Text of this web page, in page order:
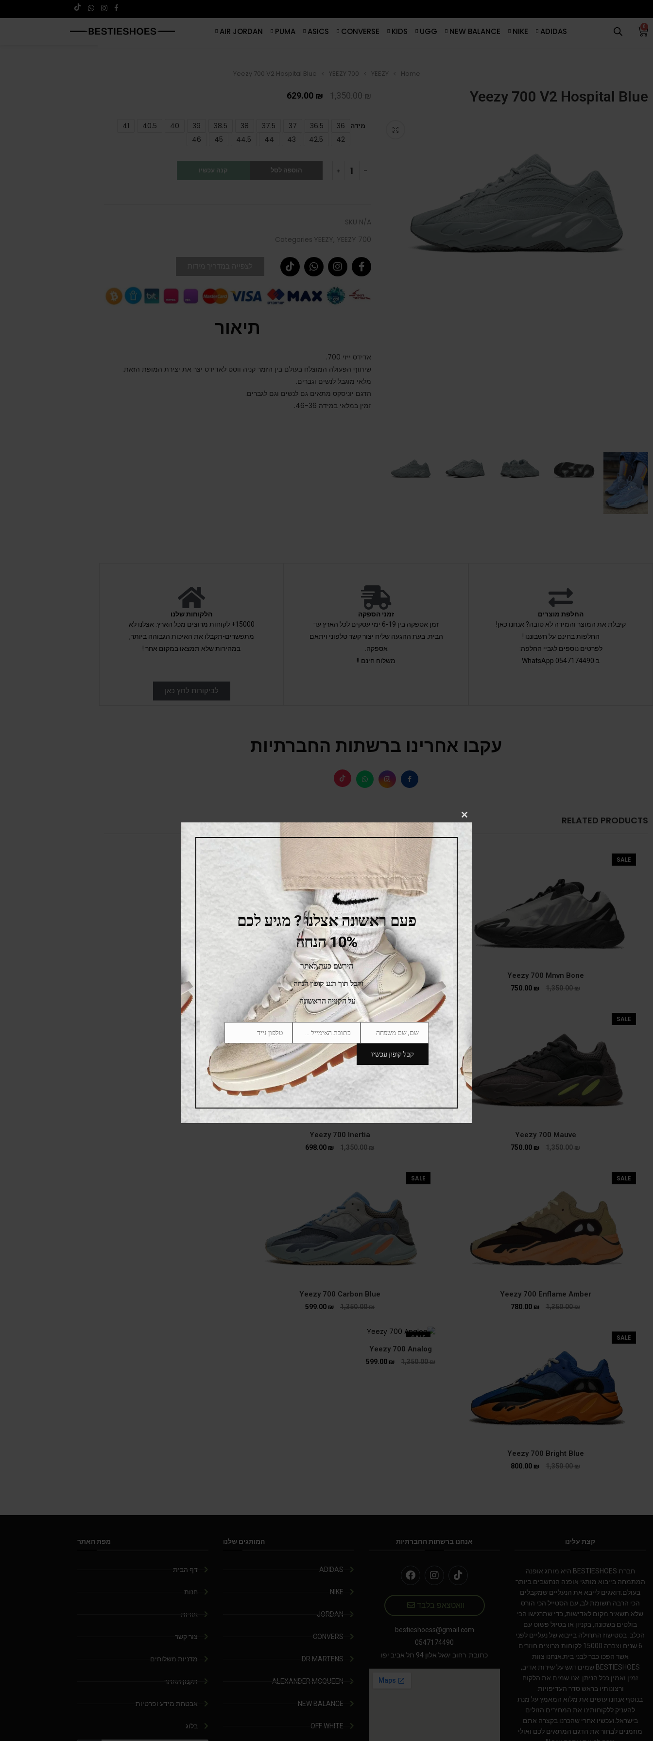
0
ADIDAS
NIKE
NEW BALANCE
UGG
KIDS
CONVERSE
ASICS
PUMA
AIR JORDAN
Home
YEEZY
YEEZY 700
Yeezy 700 V2 Hospital Blue
Yeezy 700 V2 Hospital Blue
1,350.00₪
629.00 ₪
מידה 36
36.5
37
37.5
38
38.5
39
40
40.5
41
42
42.5
43
44
44.5
45
46
הוספה לסל קנה עכשיו
SKU N/A
Categories YEEZY, YEEZY 700
תיאור
אדידס ייזי 700.
שיתוף הפעולה המוצלח בעולם בין הזמר קניה ווסט לאדידס יצר את יצירת המופת הזאת.
מלאי מוגבל לנשים וגברים.
הדגם יוניסקס מתאים גם לנשים וגם לגברים.
זמין במלאי במידה 46-36.
החלפת מוצרים
קיבלת את המוצר והמידה לא טובה? אנחנו כאן!
החלפות בחינם על חשבוננו !
לפרטים נוספים לגביי החלפה:
ב 0547174490 WhatsApp
זמני הספקה
זמן אספקה בין 6-19 ימי עסקים לכל הארץ עד
הבית. בעת ההגעה שליח יצור קשר טלפוני ויתאם
אספקה.
משלוח חינם !!
הלקוחות שלנו
15000+ לקוחות מרוצים מכל הארץ. אצלנו לא
מתפשרים-תקבלו את האיכות הגבוהה ביותר,
במהירות שלא תמצאו במקום אחר !
לביקורות לחץ כאן
עקבו אחרינו ברשתות החברתיות
RELATED PRODUCTS
SALE
Yeezy 700 Mnvn Bone
1,350.00₪
750.00 ₪
SALE
Yeezy 700 Mnvn Blue Tint
1,350.00₪
750.00₪
SALE
Yeezy 700 Mauve
1,350.00₪
750.00 ₪
SALE
Yeezy 700 Inertia
1,350.00₪
698.00 ₪
SALE
Yeezy 700 Enflame Amber
1,350.00₪
780.00 ₪
SALE
Yeezy 700 Carbon Blue
1,350.00₪
599.00 ₪
SALE
Yeezy 700 Bright Blue
1,350.00₪
800.00 ₪
SALE
Yeezy 700 Analog
1,350.00₪
599.00 ₪
קצת עלינו
חברת BESTIESHOES היא מותג אופנה
המתמחה בייבוא מותגי אופנה הנחשבים ביותר
בעולם.דואגים לייבא את הנעליים שמקבלים
הכי הרבה תשומת לב, עם הסטייל הכי הורס
שלא תשאיר מקום לאדישות, כדי שתרגישו הכי
בולטים בשכונה, בקניון או בטיול פשוט עם
הכלב. בסטישוז התחילה בייבוא של נעליים לפני
6 שנים וצברה 15000 לקוחות מרוצים חוזרים
אשר הפכו כבר לבני בית.אנחנו צוות
BESTIESHOES שמים דגש על שירות אדיב,
זמין ואמין ככל הניתן. אנו שמים את הלקוח
ורצונותיו בראש סדר העדיפויות.
בנוסף אנחנו עושים את מלוא המאמץ על מנת
להעניק ללקוחותינו את המחירים הזולים
בישראל.ועכשיו אחרי שהכרנו בקצרה אתם
מוזמנים לבחור את הדגם המתאים לכם ואולי
אנחנו ברשתות החברתיות
וואטצאפ בלבד
bestieshoess@gmail.com
0547174490
כתובת: רחוב יגאל אלון 94 תל אביב יפו
המותגים שלנו
ADIDAS
NIKE
JORDAN
CONVERS
DR.MARTENS
ALEXANDER MCQUEEN
NEW BALANCE
OFF WHITE
מפת האתר
דף הבית
חנות
אודות
צור קשר
מדניות משלוחים
תקנון האתר
אבטחת מידע ופרטיות
בלוג
CLOSE
MODULE
פעם ראשונה אצלנו ? מגיע לכם
10% הנחה
הירשם כעת לאתר
וקבל תוך רגע קופון הנחה
על הקנייה הראשונה
Name
שם, שם משפחה Email
Phone
Number
טלפון נייד
קבל קופון עכשיו